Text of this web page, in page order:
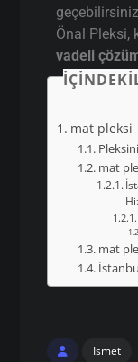
Önal Pleksi,
vadeli
mat pleksi
mat
mat
Ismet